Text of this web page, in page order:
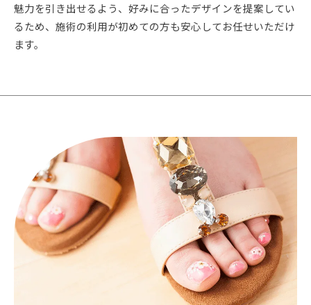
魅力を引き出せるよう、好みに合ったデザインを提案してい
るため、施術の利用が初めての方も安心してお任せいただけ
ます。